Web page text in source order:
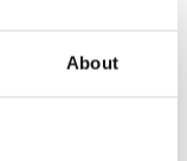
About